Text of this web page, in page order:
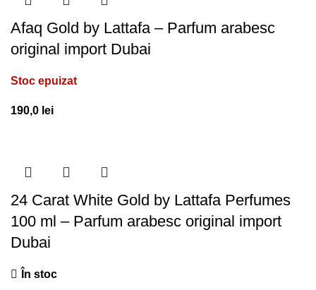
Afaq Gold by Lattafa – Parfum arabesc
original import Dubai
Stoc epuizat
190,0 lei
24 Carat White Gold by Lattafa Perfumes
100 ml – Parfum arabesc original import
Dubai
În stoc